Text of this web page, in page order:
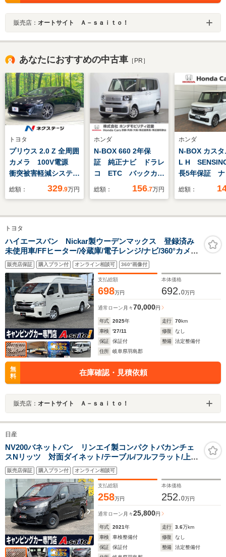
販売店： オートサイト Ａ－ｓａｉｔｏ！
あなたにおすすめの中古車 ［PR］
トヨタ
プリウス 2.0 Z 全周囲
カメラ 100V電源
衝突被害軽減システ
ム レーダークルー
トエアコン パワーシ
ート ドラレコ コー
ナーセンサー スマー
トキー HIDヘッド
総額： 329.9万円
ホンダ
N-BOX 660 2年保
証 純正ナビ ドラレ
コ ETC バックカメ
ラ サンシェード内蔵
ドア 渋滞追従機能付
コントロール
Bluetooth 地デジ
スペアキー
総額： 156.7万円
ホンダ
N-BOX カス
L H
長5年保証 ナ
VXM-
ーター ETC
ン アルミ
スマートキー
総額：
トヨタ
ハイエースバン Nickar製ウーデンマックス 登録済み
未使用車/FFヒーター/冷蔵庫/電子レンジ/ナビ/360°カメ
ラ/ETC/リアヒーター・クーラー/外部電源・充電/防音・
断熱加工
販売店保証 購入プラン付 オンライン相談可 360°画像付
支払総額
698万円
本体価格
692.0万円
通常ローン 月々70,000円
年式 2025年 走行 70km
車検
'27/11 修復
なし
保証
保証付 整備
法定整備付
住所
岐阜県羽島郡
無
料
在庫確認・見積依頼
販売店： オートサイト Ａ－ｓａｉｔｏ！
日産
NV200バネットバン リンエイ製コンパクトバカンチェ
スNリッツ 対面ダイネット/テーブル/フルフラット/上段
ベッド仕様/ナビ/ETC/インナーミラードラレコ/衝突軽減
ブレーキ/レーンアシスト
販売店保証 購入プラン付 オンライン相談可
支払総額
258万円
本体価格
252.0万円
通常ローン 月々25,800円
年式 2021年 走行 3.6万km
車検
車検整備付 修復
なし
保証
保証付 整備
法定整備付